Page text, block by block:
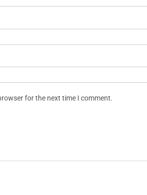
for the next time I comment.